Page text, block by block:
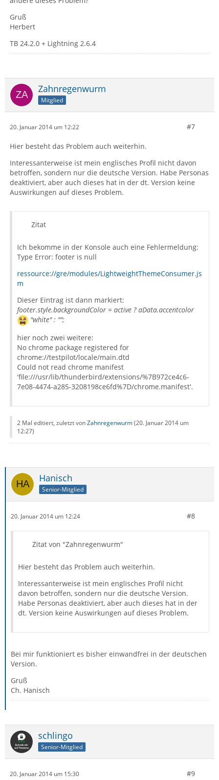
Gruß
Herbert
TB 24.2.0 + Lightning 2.6.4
Zahnregenwurm
Mitglied
20. Januar 2014 um 12:22 #7
Hier besteht das Problem auch weiterhin.
Interessanterweise ist mein englisches Profil nicht davon
betroffen, sondern nur die deutsche Version. Habe Personas
deaktiviert, aber auch dieses hat in der dt. Version keine
Auswirkungen auf dieses Problem.
Zitat
Ich bekomme in der Konsole auch eine Fehlermeldung:
Type Error: footer is null
ressource://gre/modules/LightweightThemeConsumer.js
m
Dieser Eintrag ist dann markiert:
footer.style.backgroundColor = active ? aData.accentcolor
"white" : "";
hier noch zwei weitere:
No chrome package registered for
chrome://testpilot/locale/main.dtd
Could not read chrome manifest
'file:///usr/lib/thunderbird/extensions/%7B972ce4c6-
7e08-4474-a285-3208198ce6fd%7D/chrome.manifest'.
2 Mal editiert, zuletzt vonZahnregenwurm(20. Januar 2014 um
12:27)
Hanisch
Senior-Mitglied
20. Januar 2014 um 12:24 #8
Zitat von "Zahnregenwurm"
Hier besteht das Problem auch weiterhin.
Interessanterweise ist mein englisches Profil nicht
davon betroffen, sondern nur die deutsche Version.
Habe Personas deaktiviert, aber auch dieses hat in der
dt. Version keine Auswirkungen auf dieses Problem.
Bei mir funktioniert es bisher einwandfrei in der deutschen
Version.
Gruß
Ch. Hanisch
schlingo
Senior-Mitglied
20. Januar 2014 um 15:30 #9